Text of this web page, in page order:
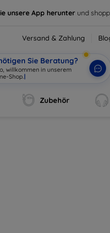
unsere App herunter und
Versand & Zahlung
Sie Beratung?
willkommen in unserem
Zubehör